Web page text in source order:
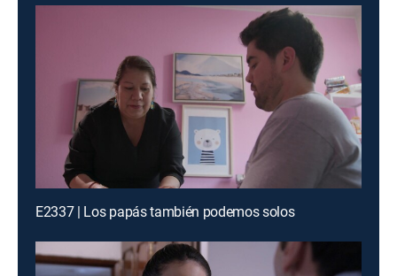
E2337 | Los papás también podemos solos